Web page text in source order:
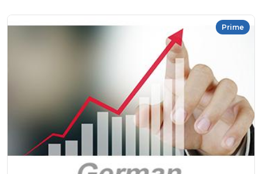
Prime